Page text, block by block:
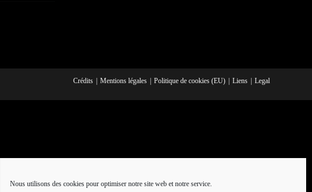
Nous utilisons des cookies pour optimiser notre site web et notre service.
Crédits Mentions légales Politique de cookies (EU) Liens Legal